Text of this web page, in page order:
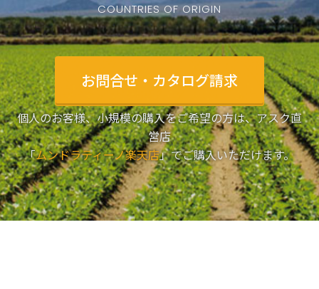
COUNTRIES OF ORIGIN
お問合せ・カタログ請求
個人のお客様、小規模の購入をご希望の方は、アスク直
営店
「ムンドラティーノ楽天店」でご購入いただけます。